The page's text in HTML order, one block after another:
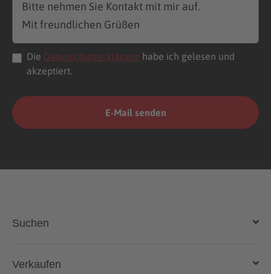
Die Datenschutzerklärung habe ich gelesen und
akzeptiert.
Suchen
Auto kaufen
Verkaufen